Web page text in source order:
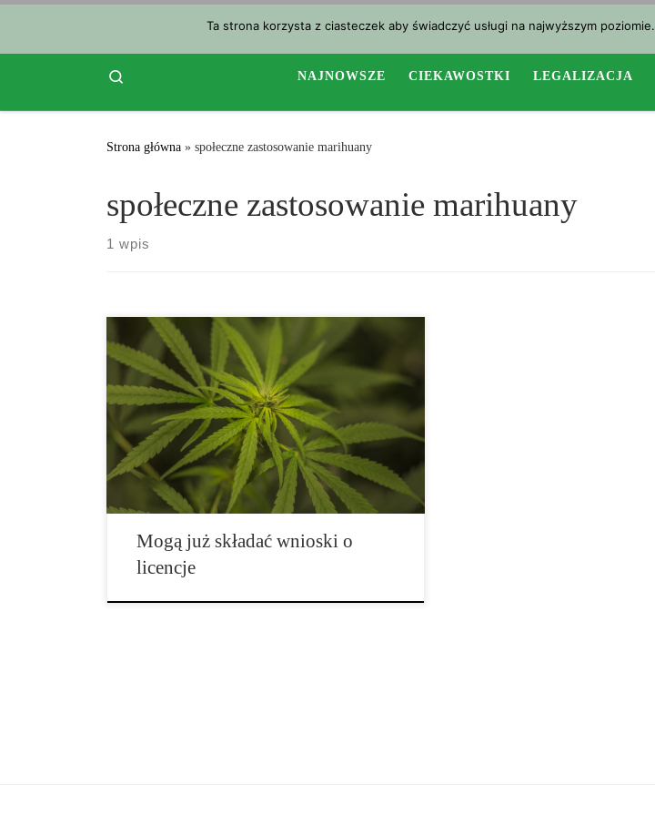
NAJNOWSZE CIEKAWOSTKI LEGALIZACJA
Strona główna » społeczne zastosowanie marihuany
społeczne zastosowanie marihuany
1 wpis
Firmy w Denver mogą już składać wnioski o licencje
na stosowanie marihuany. Jednak pierwsza partia
wniosków o licencje na pierwszy tego rodzaju program
może nie nadejść natychmiast, biorąc pod uwagę
kompleksowy proces, który wymagany jest aby
aplikować. Zgodnie z zatwierdzonym […]
Mogą już składać wnioski o
licencje
Ta strona korzysta z ciasteczek aby świadczyć usługi na najwyższym poziomie.